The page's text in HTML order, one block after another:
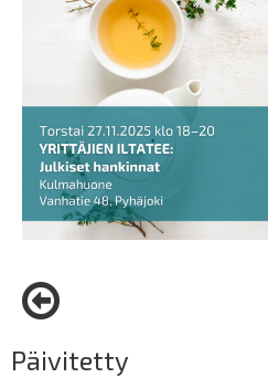
Päivitetty